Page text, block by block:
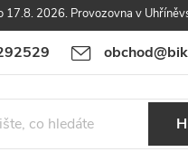
2026. Provozovna v
ochrany osobních údajů